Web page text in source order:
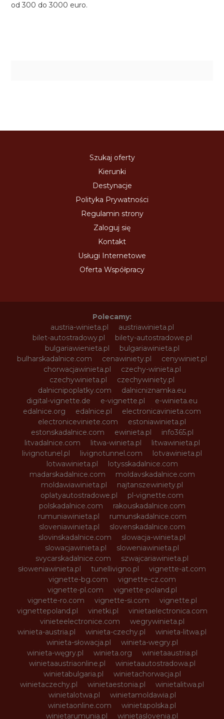
od 300 do 3000 euro.
Szukaj oferty
Kierunki
Destynacje
Polityka Prywatności
Regulamin strony
Zaloguj się
Kontakt
Usługi Internetowe
Oferta Współpracy
Polecamy:
austria-winieta.pl
austriawinieta.pl
bilet-autostradowy.pl
bilety-autostradowe.pl
bulgariawienieta.pl
bulgariawinieta.pl
bulharskadalnice.com
cenawiniety.pl
cenywiniet.pl
chorwacjawinieta.pl
czechy-winieta.pl
czechywinieta.pl
czechywiniety.pl
dalnicnipoplatky.com
dalnicniznamka.eu
digital-vignette.de
e-vignette.pl
e-winieta.eu
edalnice.org
edalnice.pl
electronicavinieta.com
electroniceviniete.com
estoniawinieta.pl
estonskadalnice.com
ewinieta.pl
info365.pl
litvadalnice.com
litwa-winieta.pl
litwawinieta.pl
livignotunel.pl
livignotunnel.com
lotvawinieta.pl
lotwawinieta.pl
lotysskadalnice.com
madarskadalnice.com
moldavskadalnice.com
moldawiawinieta.pl
najtanszewiniety.pl
oplatyautostradowe.pl
pl-vignette.com
polskadalnice.com
rakouskadalnice.com
rumuniawinieta.pl
rumunskadalnice.com
sloveniawinieta.pl
slovenskadalnice.com
slovinskadalnice.com
slowacja-winieta.pl
slowacjawinieta.pl
sloweniawinieta.pl
svycarskadalnice.com
szwajcariawinieta.pl
słoweniawinieta.pl
tunellivigno.pl
vignette-at.com
vignette-bg.com
vignette-cz.com
vignette-pl.com
vignette-poland.pl
vignette-ro.com
vignette-si.com
vignette.pl
vignettepoland.pl
vinetki.pl
vinietaelectronica.com
vinieteelectronice.com
wegrywinieta.pl
winieta-austria.pl
winieta-czechy.pl
winieta-litwa.pl
winieta-słowacja.pl
winieta-wegry.pl
winieta-węgry.pl
winieta.org
winietaaustria.pl
winietaaustriaonline.pl
winietaautostradowa.pl
winietabulgaria.pl
winietachorwacja.pl
winietaczechy.pl
winietaestonia.pl
winietalitwa.pl
winietalotwa.pl
winietamoldawia.pl
winietaonline.com
winietapolska.pl
winietarumunia.pl
winietaslovenia.pl